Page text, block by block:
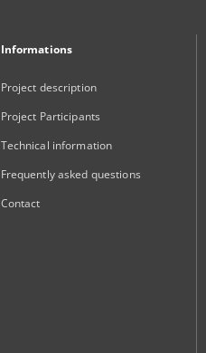
Informations
Project description
Project Participants
Technical information
Frequently asked questions
Contact